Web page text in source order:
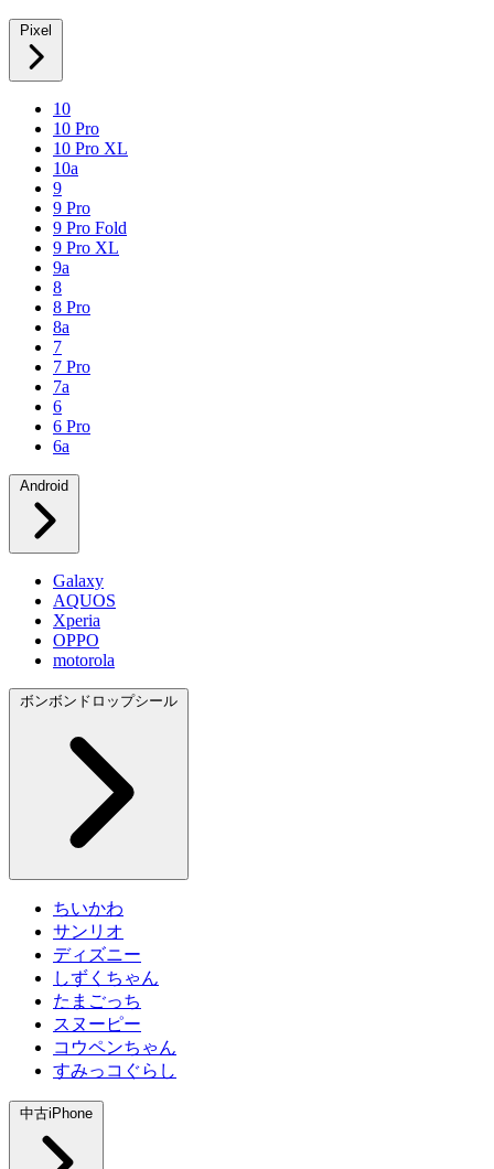
Pixel
10
10 Pro
10 Pro XL
10a
9
9 Pro
9 Pro Fold
9 Pro XL
9a
8
8 Pro
8a
7
7 Pro
7a
6
6 Pro
6a
Android
Galaxy
AQUOS
Xperia
OPPO
motorola
ボンボンドロップシール
ちいかわ
サンリオ
ディズニー
しずくちゃん
たまごっち
スヌーピー
コウペンちゃん
すみっコぐらし
中古iPhone